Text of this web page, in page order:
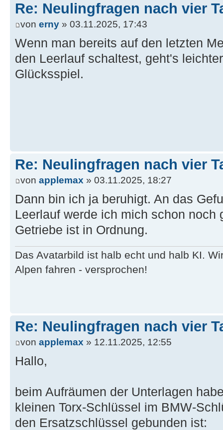
Re: Neulingfragen nach vier
von erny » 03.11.2025, 17:43
Wenn man bereits auf den letzten
den Leerlauf schaltest, geht's
Glücksspiel.
Re: Neulingfragen nach vier
von applemax » 03.11.2025, 18:27
Dann bin ich ja beruhigt. An das
Leerlauf werde ich mich schon noch
Getriebe ist in Ordnung.
Das Avatarbild ist halb echt und halb KI.
Alpen fahren - versprochen!
Re: Neulingfragen nach vier
von applemax » 12.11.2025, 12:55
Hallo,
beim Aufräumen der Unterlagen
kleinen Torx-Schlüssel im BMW-
den Ersatzschlüssel gebunden ist: